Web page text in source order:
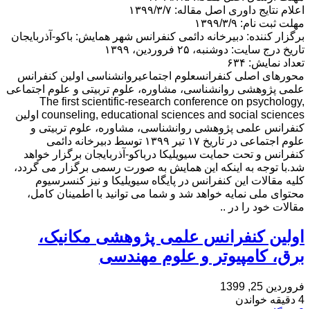
اعلام نتایج داوری اصل مقاله: ۱۳۹۹/۳/۷
مهلت ثبت نام: ۱۳۹۹/۳/۹
برگزار کننده: دبیرخانه دائمی کنفرانس شهر همایش: باكو-آذربايجان
تاریخ درج سایت: دوشنبه، ۲۵ فروردین، ۱۳۹۹
تعداد نمایش: ۶۳۴
محورهای اصلی کنفرانسعلوم اجتماعیروانشناسی اولین کنفرانس
علمی پژوهشی روانشناسی، مشاوره، علوم تربیتی و علوم اجتماعی
The first scientific-research conference on psychology,
counseling, educational sciences and social sciences اولین
کنفرانس علمی پژوهشی روانشناسی، مشاوره، علوم تربیتی و
علوم اجتماعی در تاریخ ۱۷ تیر ۱۳۹۹ توسط دبیرخانه دائمی
کنفرانس و تحت حمایت سیویلیکا درباكو-آذربايجان برگزار خواهد
شد.با توجه به اینکه این همایش به صورت رسمی برگزار می گردد،
کلیه مقالات این کنفرانس در پایگاه سیویلیکا و نیز کنسرسیوم
محتوای ملی نمایه خواهد شد و شما می توانید با اطمینان کامل،
مقالات خود را در ..
اولین کنفرانس علمی پژوهشی مکانیک،
برق، کامپیوتر و علوم مهندسی
فروردین 25, 1399
4 دقیقه خواندن